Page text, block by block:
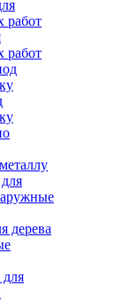
работ
дерева